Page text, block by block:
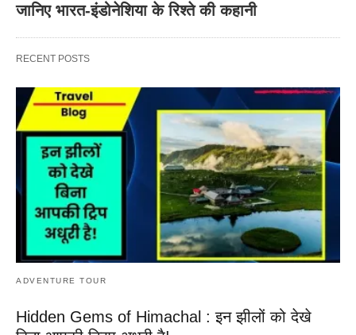
जानिए भारत-इंडोनेशिया के रिश्ते की कहानी
RECENT POSTS
ADVENTURE TOUR
Hidden Gems of Himachal : इन झीलों को देखे